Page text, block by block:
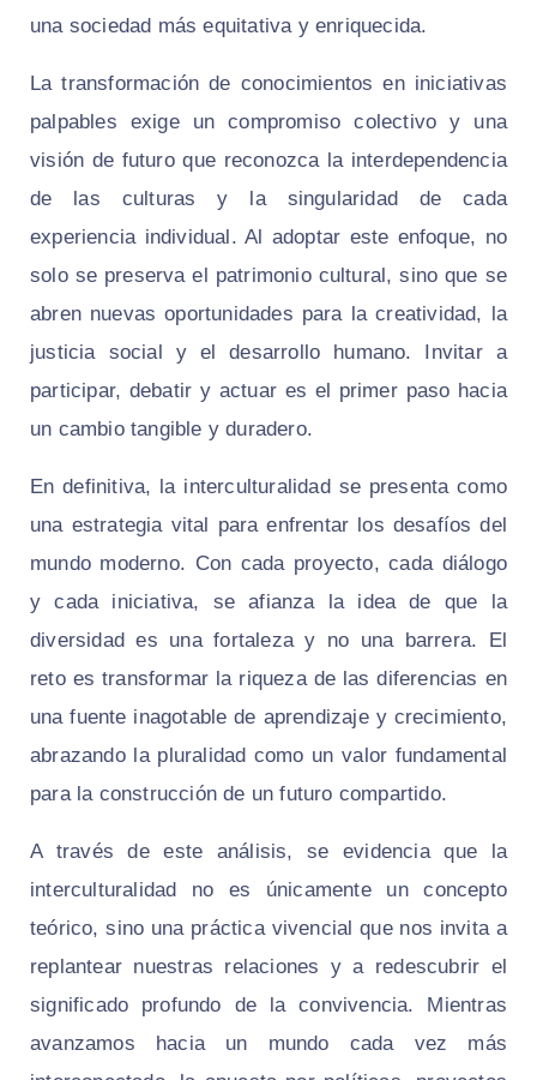
una sociedad más equitativa y enriquecida.
La transformación de conocimientos en iniciativas
palpables exige un compromiso colectivo y una
visión de futuro que reconozca la interdependencia
de las culturas y la singularidad de cada
experiencia individual. Al adoptar este enfoque, no
solo se preserva el patrimonio cultural, sino que se
abren nuevas oportunidades para la creatividad, la
justicia social y el desarrollo humano. Invitar a
participar, debatir y actuar es el primer paso hacia
un cambio tangible y duradero.
En definitiva, la interculturalidad se presenta como
una estrategia vital para enfrentar los desafíos del
mundo moderno. Con cada proyecto, cada diálogo
y cada iniciativa, se afianza la idea de que la
diversidad es una fortaleza y no una barrera. El
reto es transformar la riqueza de las diferencias en
una fuente inagotable de aprendizaje y crecimiento,
abrazando la pluralidad como un valor fundamental
para la construcción de un futuro compartido.
A través de este análisis, se evidencia que la
interculturalidad no es únicamente un concepto
teórico, sino una práctica vivencial que nos invita a
replantear nuestras relaciones y a redescubrir el
significado profundo de la convivencia. Mientras
avanzamos hacia un mundo cada vez más